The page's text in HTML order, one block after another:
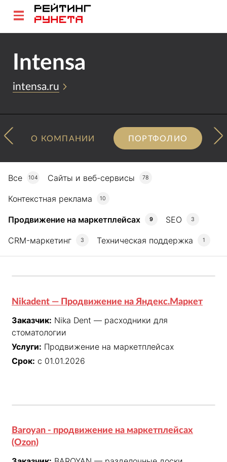
Intensa
intensa.ru
О КОМПАНИИ ПОРТФОЛИО
Все 104 Сайты и веб-сервисы 78
Контекстная реклама 10
Продвижение на маркетплейсах 9 SEO 3
CRM-маркетинг 3 Техническая поддержка 1
Nikadent — Продвижение на Яндекс.Маркет
Заказчик: Nika Dent — расходники для
стоматологии
Услуги: Продвижение на маркетплейсах
Срок: с 01.01.2026
Baroyan - продвижение на маркетплейсах
(Ozon)